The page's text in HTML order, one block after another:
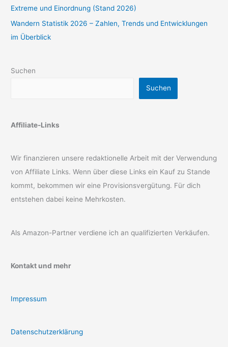
Extreme und Einordnung (Stand 2026)
Wandern Statistik 2026 – Zahlen, Trends und Entwicklungen
im Überblick
Suchen
Suchen
Affiliate-Links
Wir finanzieren unsere redaktionelle Arbeit mit der Verwendung
von Affiliate Links. Wenn über diese Links ein Kauf zu Stande
kommt, bekommen wir eine Provisionsvergütung. Für dich
entstehen dabei keine Mehrkosten.
Als Amazon-Partner verdiene ich an qualifizierten Verkäufen.
Kontakt und mehr
Impressum
Datenschutzerklärung